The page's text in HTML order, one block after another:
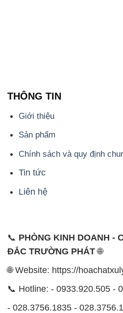
THÔNG TIN
Giới thiệu
Sản phẩm
Chính sách và quy định
Tin tức
Liên hệ
📞 PHÒNG KINH DOANH -
ĐẮC TRƯỜNG PHÁT🌐
🌐 Website: https://
📞 Hotline: - 0933.920.505 -
- 028.3756.1835 -